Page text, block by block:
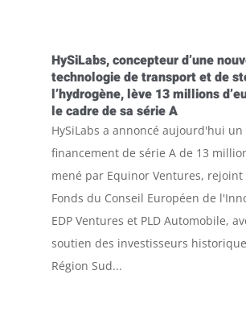
HySiLabs, concepteur d’une
technologie de transport et de
l’hydrogène, lève 13 millions
le cadre de sa série A
HySiLabs a annoncé aujourd'hui un
financement de série A de 13
mené par Equinor Ventures, rejoint
Fonds du Conseil Européen de
EDP Ventures et PLD Automobile,
soutien des investisseurs
Région Sud...